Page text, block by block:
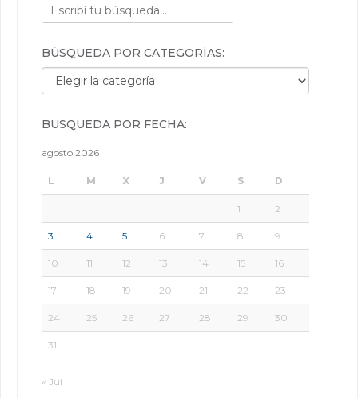
BÚSQUEDA POR CATEGORÍAS:
Búsqueda por categorías:
BÚSQUEDA POR FECHA:
agosto 2026
L M X J V S D
1 2
3 4 5 6 7 8 9
10 11 12 13 14 15 16
17 18 19 20 21 22 23
24 25 26 27 28 29 30
31
« Jul